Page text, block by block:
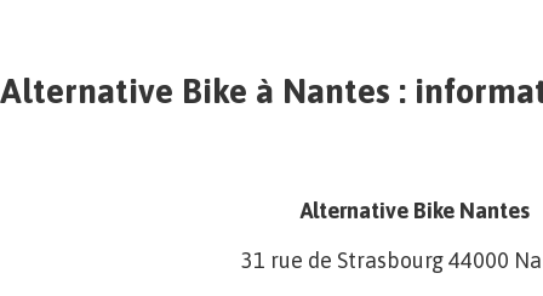
Alternative Bike à Nantes :
Alternative Bike Nantes
31 rue de Strasbourg 44000